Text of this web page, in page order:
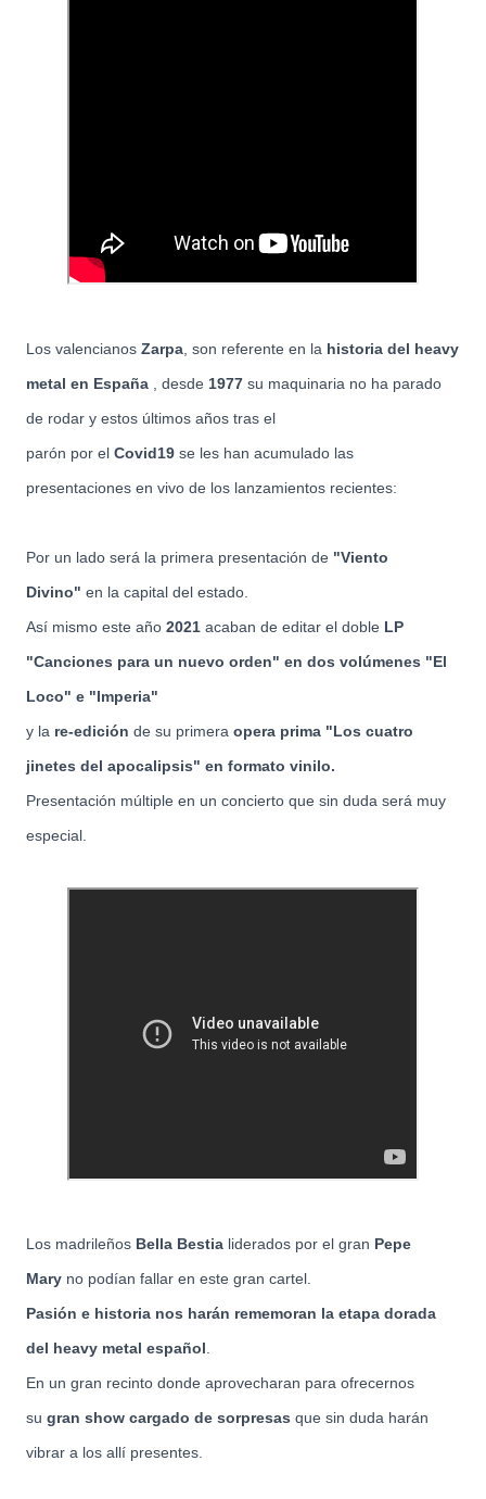
Los valencianos Zarpa , son referente en la historia del heavy
metal en España , desde 1977 su maquinaria no ha parado
de rodar y estos últimos años tras el
parón por el Covid19 se les han acumulado las
presentaciones en vivo de los lanzamientos recientes:
Por un lado será la primera presentación de "Viento
Divino" en la capital del estado.
Así mismo este año 2021 acaban de editar el doble LP
"Canciones para un nuevo orden" en dos volúmenes "El
Loco" e "Imperia"
y la re-edición de su primera opera prima "Los cuatro
jinetes del apocalipsis" en formato vinilo.
Presentación múltiple en un concierto que sin duda será muy
especial.
Los madrileños Bella Bestia liderados por el gran Pepe
Mary no podían fallar en este gran cartel.
Pasión e historia nos harán rememoran la etapa dorada
del heavy metal español
En un gran recinto donde aprovecharan para ofrecernos
su gran show cargado de sorpresas que sin duda harán
vibrar a los allí presentes.